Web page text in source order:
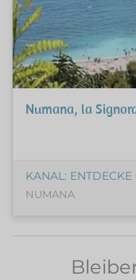
Numana, la
KANAL: ENTDECKE
NUMANA